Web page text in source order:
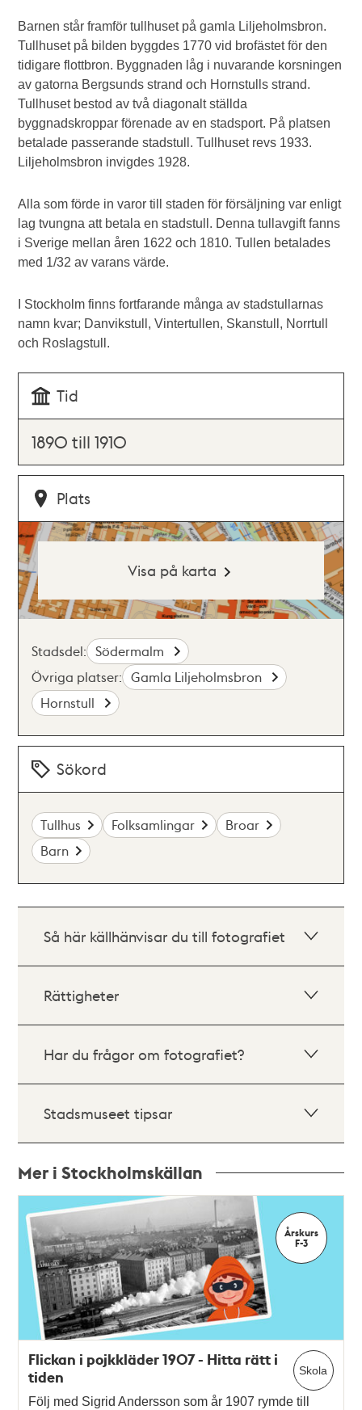
Barnen står framför tullhuset på gamla Liljeholmsbron.
Tullhuset på bilden byggdes 1770 vid brofästet för den
tidigare flottbron. Byggnaden låg i nuvarande korsningen
av gatorna Bergsunds strand och Hornstulls strand.
Tullhuset bestod av två diagonalt ställda
byggnadskroppar förenade av en stadsport. På platsen
betalade passerande stadstull. Tullhuset revs 1933.
Liljeholmsbron invigdes 1928.
Alla som förde in varor till staden för försäljning var enligt
lag tvungna att betala en stadstull. Denna tullavgift fanns
i Sverige mellan åren 1622 och 1810. Tullen betalades
med 1/32 av varans värde.
I Stockholm finns fortfarande många av stadstullarnas
namn kvar; Danvikstull, Vintertullen, Skanstull, Norrtull
och Roslagstull.
Tid
1890 till 1910
Plats
Visa på karta
Stadsdel: Södermalm
Övriga platser: Gamla Liljeholmsbron
Hornstull
Sökord
Tullhus Folksamlingar
Broar
Barn
Så här källhänvisar du till fotografiet
Rättigheter
Har du frågor om fotografiet?
Stadsmuseet tipsar
Mer i Stockholmskällan
Relaterade
poster
och
teman
Årskurs
F-3
Skola
Flickan i pojkkläder 1907 - Hitta rätt i
tiden
Följ med Sigrid Andersson som år 1907 rymde till